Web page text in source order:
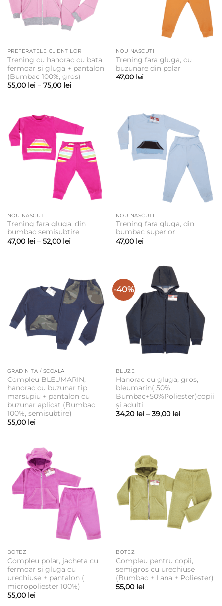
PREFERATELE CLIENTILOR
Trening cu hanorac cu bata,
fermoar si gluga + pantalon
(Bumbac 100%, gros)
55,00 lei – 75,00 leiInterval
75,00 lei
NOU NASCUTI
Trening fara gluga, cu
buzunare din polar
47,00 lei
NOU NASCUTI
Trening fara gluga, din
bumbac semisubtire
47,00 lei – 52,00 leiInterval
52,00 lei
NOU NASCUTI
Trening fara gluga, din
bumbac superior
47,00 lei
GRADINITA / SCOALA
Compleu BLEUMARIN,
hanorac cu buzunar tip
marsupiu + pantalon cu
buzunar aplicat (Bumbac
100%, semisubtire)
55,00 lei
-40%
BLUZE
Hanorac cu gluga, gros,
bleumarin( 50%
Bumbac+50%Poliester)copii
și adulți
34,20 lei – 39,00 leiInterval
BOTEZ
Compleu polar, jacheta cu
fermoar si gluga cu
urechiuse + pantalon (
micropoliester 100%)
55,00 lei
BOTEZ
Compleu pentru copii,
semigros cu urechiuse
(Bumbac + Lana + Poliester)
55,00 lei